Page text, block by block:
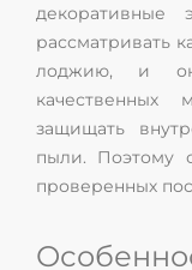
декоративные
рассматривать
лоджию, и
качественных
защищать
пыли. Поэтому
проверенных